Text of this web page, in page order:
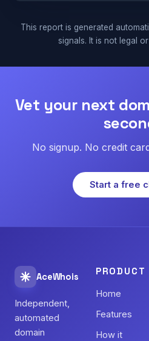
This report is generated
signals. It is not legal
Vet your next
No signup. No credit
Start a free
AceWhois
Independent,
automated
domain
PRODUCT
Home
Features
How it